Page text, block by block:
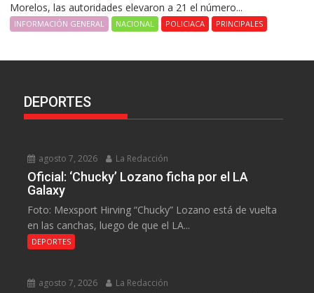
Morelos, las autoridades elevaron a 21 el número...
INFORMACIÓN GENERAL NACIONAL POLICIACA PRINCIPALES
DEPORTES
agosto 7, 2026 La Redacción
Oficial: ‘Chucky’ Lozano ficha por el LA
Galaxy
Foto: Mexsport Hirving “Chucky” Lozano está de vuelta
en las canchas, luego de que el LA...
DEPORTES
agosto 7, 2026 La Redacción